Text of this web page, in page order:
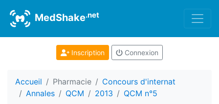
MedShake.net
Inscription Connexion
Accueil Pharmacie
Concours d'internat
Annales
QCM 2013 QCM n°5